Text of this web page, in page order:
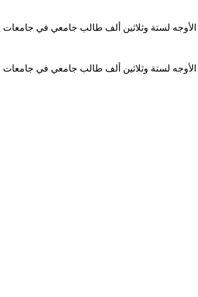
الأوجه لستة وثلاثين ألف طالب جامعي في جامعات
الأوجه لستة وثلاثين ألف طالب جامعي في جامعات